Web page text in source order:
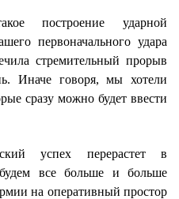
построение ударной
первоначального удара
стремительный прорыв
Иначе говоря, мы хотели
сразу можно будет ввести
успех перерастет в
все больше и больше
на оперативный простор